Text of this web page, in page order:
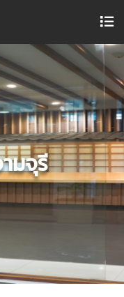
มจุรี